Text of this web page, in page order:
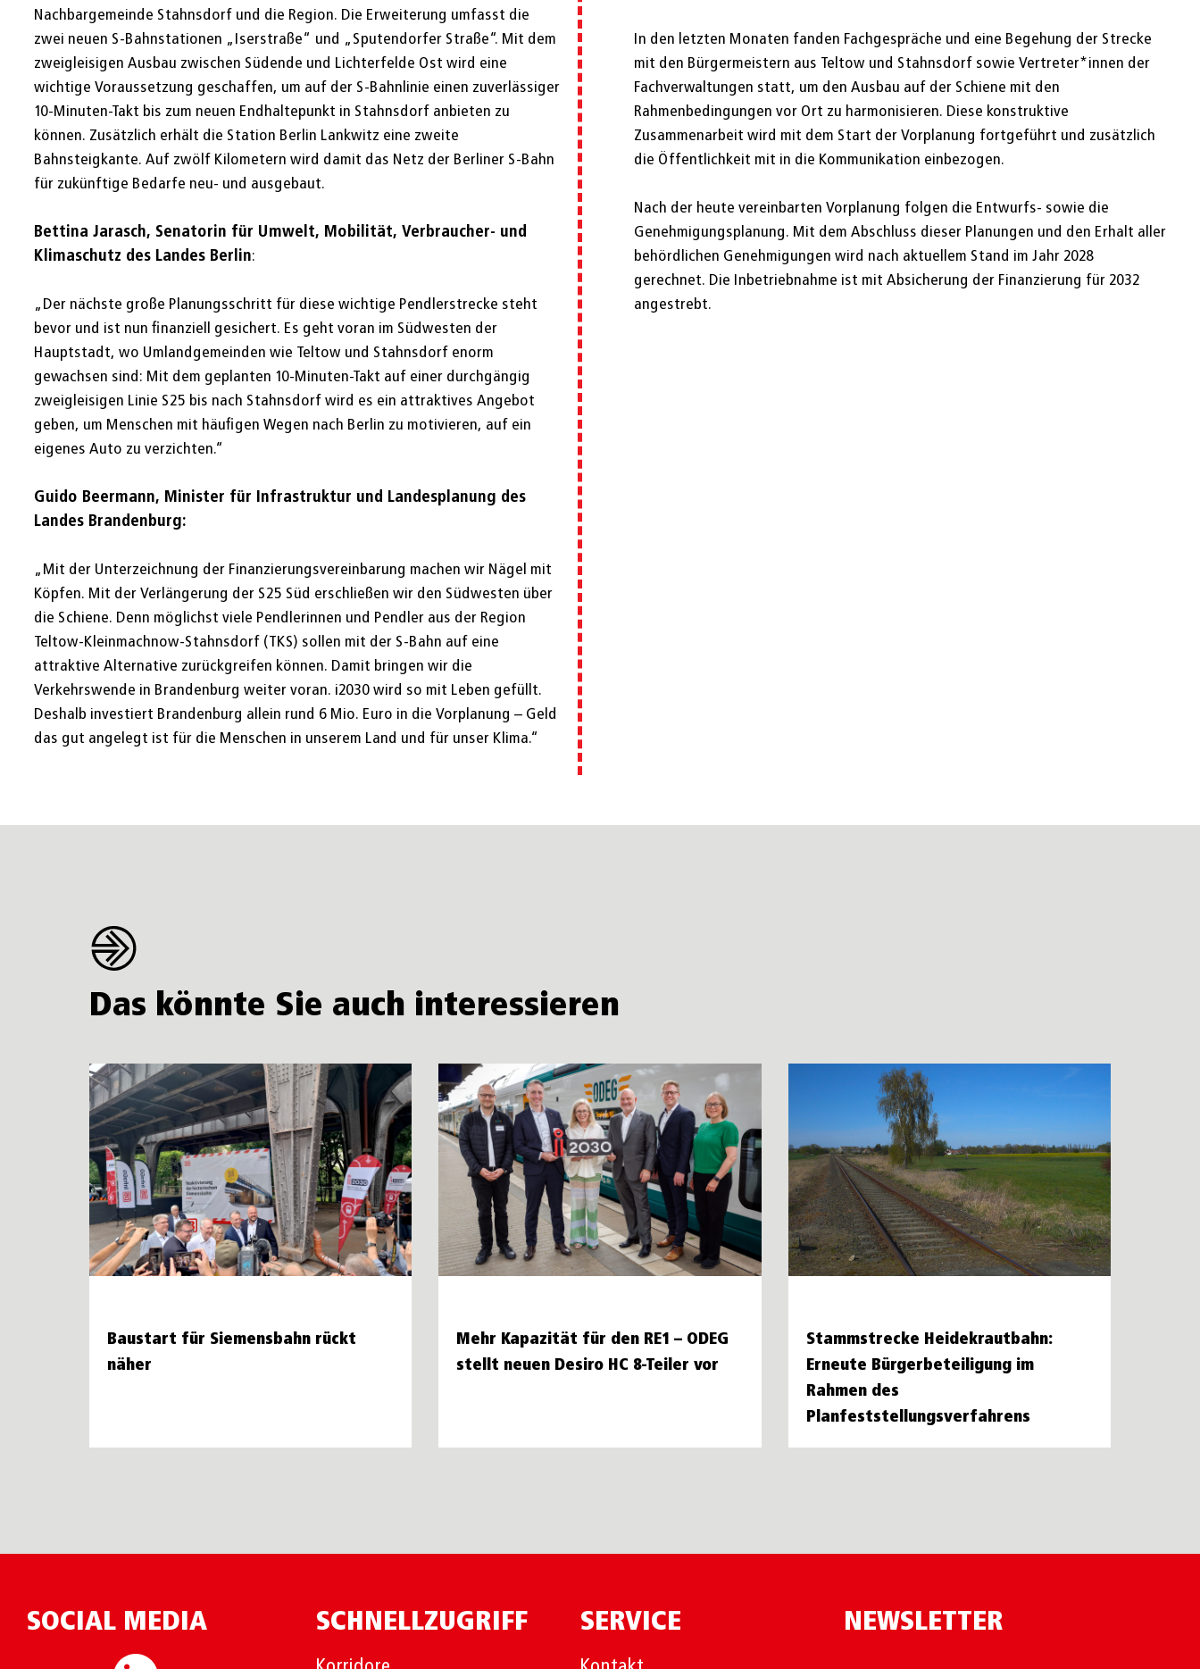
Nachbargemeinde Stahnsdorf und die Region. Die Erweiterung umfasst die
zwei neuen S-Bahnstationen „Iserstraße“ und „Sputendorfer Straße“. Mit dem
zweigleisigen Ausbau zwischen Südende und Lichterfelde Ost wird eine
wichtige Voraussetzung geschaffen, um auf der S-Bahnlinie einen zuverlässiger
10-Minuten-Takt bis zum neuen Endhaltepunkt in Stahnsdorf anbieten zu
können. Zusätzlich erhält die Station Berlin Lankwitz eine zweite
Bahnsteigkante. Auf zwölf Kilometern wird damit das Netz der Berliner S-Bahn
für zukünftige Bedarfe neu- und ausgebaut.
Bettina Jarasch, Senatorin für Umwelt, Mobilität, Verbraucher- und
Klimaschutz des Landes Berlin:
„Der nächste große Planungsschritt für diese wichtige Pendlerstrecke steht
bevor und ist nun finanziell gesichert. Es geht voran im Südwesten der
Hauptstadt, wo Umlandgemeinden wie Teltow und Stahnsdorf enorm
gewachsen sind: Mit dem geplanten 10-Minuten-Takt auf einer durchgängig
zweigleisigen Linie S25 bis nach Stahnsdorf wird es ein attraktives Angebot
geben, um Menschen mit häufigen Wegen nach Berlin zu motivieren, auf ein
eigenes Auto zu verzichten.“
Guido Beermann, Minister für Infrastruktur und Landesplanung des
Landes Brandenburg:
„Mit der Unterzeichnung der Finanzierungsvereinbarung machen wir Nägel mit
Köpfen. Mit der Verlängerung der S25 Süd erschließen wir den Südwesten über
die Schiene. Denn möglichst viele Pendlerinnen und Pendler aus der Region
Teltow-Kleinmachnow-Stahnsdorf (TKS) sollen mit der S-Bahn auf eine
attraktive Alternative zurückgreifen können. Damit bringen wir die
Verkehrswende in Brandenburg weiter voran. i2030 wird so mit Leben gefüllt.
Deshalb investiert Brandenburg allein rund 6 Mio. Euro in die Vorplanung – Geld
das gut angelegt ist für die Menschen in unserem Land und für unser Klima.“
In den letzten Monaten fanden Fachgespräche und eine Begehung der Strecke
mit den Bürgermeistern aus Teltow und Stahnsdorf sowie Vertreter*innen der
Fachverwaltungen statt, um den Ausbau auf der Schiene mit den
Rahmenbedingungen vor Ort zu harmonisieren. Diese konstruktive
Zusammenarbeit wird mit dem Start der Vorplanung fortgeführt und zusätzlich
die Öffentlichkeit mit in die Kommunikation einbezogen.
Nach der heute vereinbarten Vorplanung folgen die Entwurfs- sowie die
Genehmigungsplanung. Mit dem Abschluss dieser Planungen und den Erhalt aller
behördlichen Genehmigungen wird nach aktuellem Stand im Jahr 2028
gerechnet. Die Inbetriebnahme ist mit Absicherung der Finanzierung für 2032
angestrebt.
Das könnte Sie auch interessieren
Baustart für Siemensbahn rückt
näher
Mehr Kapazität für den RE1 – ODEG
stellt neuen Desiro HC 8-Teiler vor
Stammstrecke Heidekrautbahn:
Erneute Bürgerbeteiligung im
Rahmen des
Planfeststellungsverfahrens
SOCIAL MEDIA SCHNELLZUGRIFF SERVICE NEWSLETTER